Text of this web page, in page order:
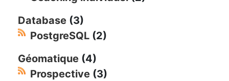
Database (3)
PostgreSQL (2)
Géomatique (4)
Prospective (3)